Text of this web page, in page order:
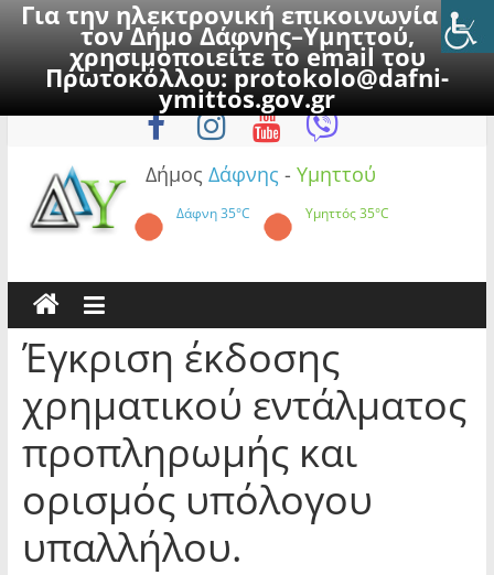
Για την ηλεκτρονική επικοινωνία με
τον Δήμο Δάφνης–Υμηττού,
χρησιμοποιείτε το email του
Πρωτοκόλλου:protokolo@dafni-
ymittos.gov.gr
to
Παρασκευή, 7 Αυγούστου 2026
Δήμος Δάφνης - Υμηττού
Δάφνη35°C Υμηττός35°C
Έγκριση έκδοσης
χρηματικού εντάλματος
προπληρωμής και
ορισμός υπόλογου
υπαλλήλου.